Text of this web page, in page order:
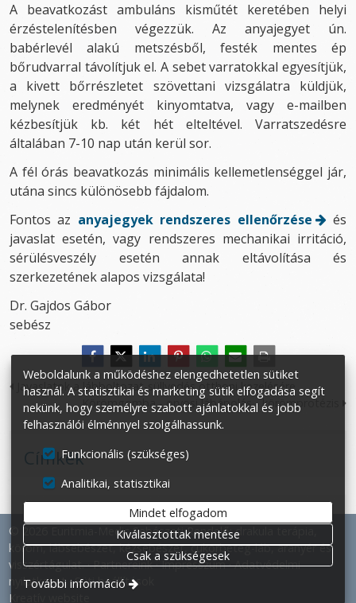
A beavatkozást ambuláns kisműtét keretében helyi
érzéstelenítésben végezzük. Az anyajegyet ún.
babérlevél alakú metszésből, festék mentes ép
bőrudvarral távolítjuk el. A sebet varratokkal egyesítjük,
a kivett bőrrészletet szövettani vizsgálatra küldjük,
melynek eredményét kinyomtatva, vagy e-mailben
kézbesítjük kb. két hét elteltével. Varratszedésre
általában 7-10 nap után kerül sor.
A fél órás beavatkozás minimális kellemetlenséggel jár,
utána sincs különösebb fájdalom.
Fontos az anyajegyek rendszeres ellenőrzése
és
javaslat esetén, vagy rendszeres mechanikai irritáció,
sérülésveszély esetén annak eltávolítása és
szerkezetének alapos vizsgálata!
Dr. Gajdos Gábor
sebész
Javaslatok a lábboltozat-süllyedés otthoni kezelésére
Körömgomba - orvosi lábápolás - körömprotézis
Címkék
© 2026 Euritmia-Medic Sebészeti Rendelő: drakula terápia,
köröm, lábsebészet, kézsebészet, cukorbeteg-láb, aranyér és
visszértágulat. Partnereink Impresszum Adatvédelmi
nyilatkozat Süti beállítások
Kreatív website
Weboldalunk a működéshez elengedhetetlen sütiket
használ. A statisztikai és marketing sütik elfogadása segít
nekünk, hogy személyre szabott ajánlatokkal és jobb
felhasználói élménnyel szolgálhassunk.
Funkcionális (szükséges)
Analitikai, statisztikai
Mindet elfogadom
Kiválasztottak mentése
Csak a szükségesek
További információ